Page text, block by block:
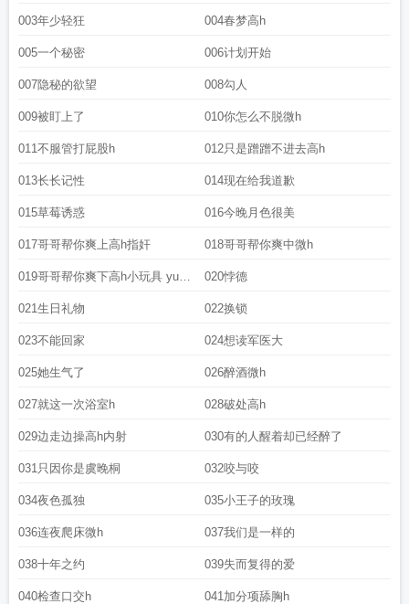
003年少轻狂 004春梦高h
005一个秘密 006计划开始
007隐秘的欲望 008勾人
009被盯上了 010你怎么不脱微h
011不服管打屁股h 012只是蹭蹭不进去高h
013长长记性 014现在给我道歉
015草莓诱惑 016今晚月色很美
017哥哥帮你爽上高h指奸 018哥哥帮你爽中微h
019哥哥帮你爽下高h小玩具 yu
wan g
020悖德
021生日礼物 022换锁
023不能回家 024想读军医大
025她生气了 026醉酒微h
027就这一次浴室h 028破处高h
029边走边操高h内射 030有的人醒着却已经醉了
031只因你是虞晚桐 032咬与咬
034夜色孤独 035小王子的玫瑰
036连夜爬床微h 037我们是一样的
038十年之约 039失而复得的爱
040检查口交h 041加分项舔胸h